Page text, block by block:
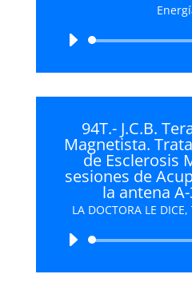
94T.- J.C.B.
Magnetista.
de Esclerosis
sesiones de
la antena
LA DOCTORA LE